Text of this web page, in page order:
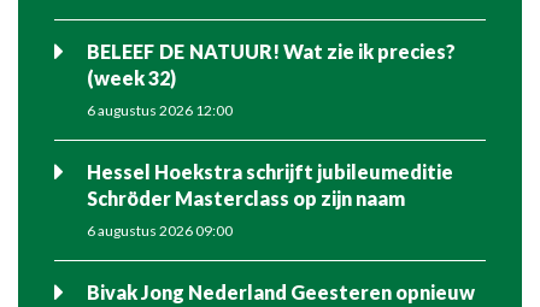
BELEEF DE NATUUR! Wat zie ik precies?
(week 32)
6 augustus 2026 12:00
Hessel Hoekstra schrijft jubileumeditie
Schröder Masterclass op zijn naam
6 augustus 2026 09:00
Bivak Jong Nederland Geesteren opnieuw